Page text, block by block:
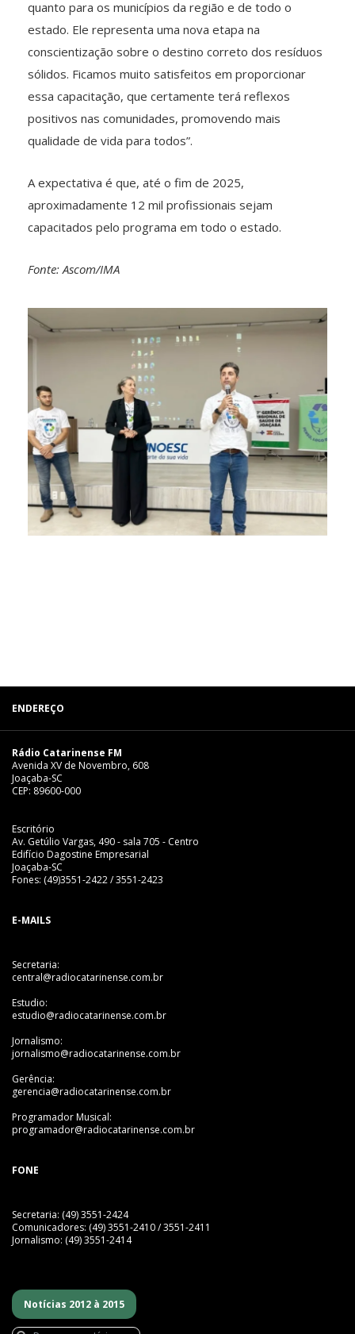
quanto para os municípios da região e de todo o
estado. Ele representa uma nova etapa na
conscientização sobre o destino correto dos resíduos
sólidos. Ficamos muito satisfeitos em proporcionar
essa capacitação, que certamente terá reflexos
positivos nas comunidades, promovendo mais
qualidade de vida para todos”.
A expectativa é que, até o fim de 2025,
aproximadamente 12 mil profissionais sejam
capacitados pelo programa em todo o estado.
Fonte: Ascom/IMA
ENDEREÇO
Rádio Catarinense FM
Avenida XV de Novembro, 608
Joaçaba-SC
CEP: 89600-000
Escritório
Av. Getúlio Vargas, 490 - sala 705 - Centro
Edifício Dagostine Empresarial
Joaçaba-SC
Fones: (49)3551-2422 / 3551-2423
E-MAILS
Secretaria:
central@radiocatarinense.com.br
Estudio:
estudio@radiocatarinense.com.br
Jornalismo:
jornalismo@radiocatarinense.com.br
Gerência:
gerencia@radiocatarinense.com.br
Programador Musical:
programador@radiocatarinense.com.br
FONE
Secretaria: (49) 3551-2424
Comunicadores: (49) 3551-2410 / 3551-2411
Jornalismo: (49) 3551-2414
Notícias 2012 à 2015